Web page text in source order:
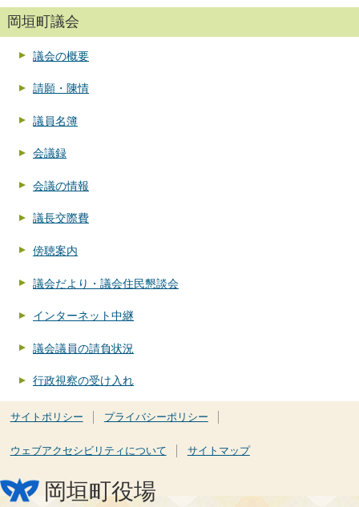
岡垣町議会
議会の概要
請願・陳情
議員名簿
会議録
会議の情報
議長交際費
傍聴案内
議会だより・議会住民懇談会
インターネット中継
議会議員の請負状況
行政視察の受け入れ
サイトポリシー プライバシーポリシー
ウェブアクセシビリティについて サイトマップ
岡垣町役場